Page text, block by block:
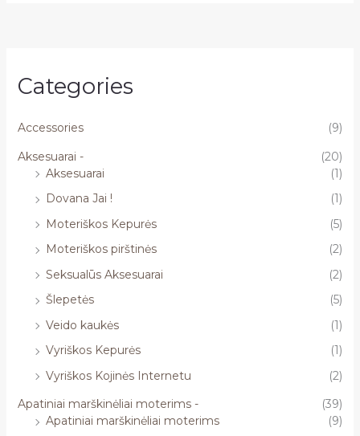
Categories
Accessories
(9)
Aksesuarai -
(20)
Aksesuarai
(1)
Dovana Jai !
(1)
Moteriškos Kepurės
(5)
Moteriškos pirštinės
(2)
Seksualūs Aksesuarai
(2)
Šlepetės
(5)
Veido kaukės
(1)
Vyriškos Kepurės
(1)
Vyriškos Kojinės Internetu
(2)
Apatiniai marškinėliai moterims -
(39)
Apatiniai marškinėliai moterims
(9)